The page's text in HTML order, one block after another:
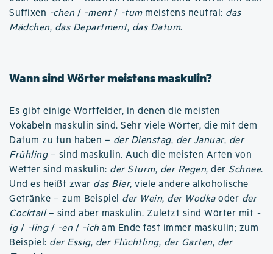
Suffixen -chen / -ment/ -tummeistens neutral: das
Mädchen, das Department, das Datum.
Wann sind Wörter meistens maskulin?
Es gibt einige Wortfelder, in denen die meisten
Vokabeln maskulin sind. Sehr viele Wörter, die mit dem
Datum zu tun haben – der Dienstag, der Januar, der
Frühling– sind maskulin. Auch die meisten Arten von
Wetter sind maskulin: der Sturm, der Regen, der Schnee.
Und es heißt zwar das Bier, viele andere alkoholische
Getränke – zum Beispiel der Wein, der Wodkaoder der
Cocktail– sind aber maskulin. Zuletzt sind Wörter mit -
ig/ -ling/ -en / -ich am Ende fast immer maskulin; zum
Beispiel: der Essig, der Flüchtling, der Garten, der